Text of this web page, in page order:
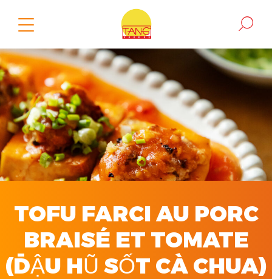
TOFU FARCI AU PORC
BRAISÉ ET TOMATE
(ĐẬU HŨ SỐT CÀ CHUA)